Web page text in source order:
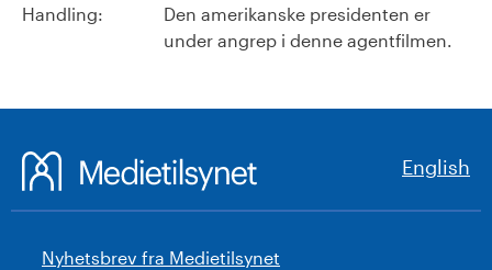
Handling:
Den amerikanske presidenten er
under angrep i denne agentfilmen.
English
Nyhetsbrev fra Medietilsynet